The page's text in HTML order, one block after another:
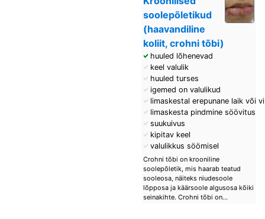
soolepõletikud
(haavandiline
koliit, crohni tõbi)
huuled lõhenevad
keel valulik
huuled turses
igemed on valulikud
limaskestal erepunane laik või
limaskesta pindmine söövitus
suukuivus
kipitav keel
valulikkus söömisel
Crohni tõbi on krooniline
soolepõletik, mis haarab teatud
sooleosa, näiteks niudesoole
lõpposa ja käärsoole algusosa kõiki
seinakihte. Crohni tõbi on...